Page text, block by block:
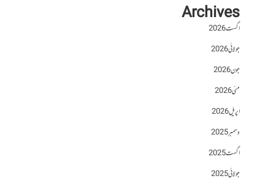
Archives
اگست 2026
جولائی 2026
جون 2026
مئی 2026
اپریل 2026
دسمبر 2025
اگست 2025
جولائی 2025